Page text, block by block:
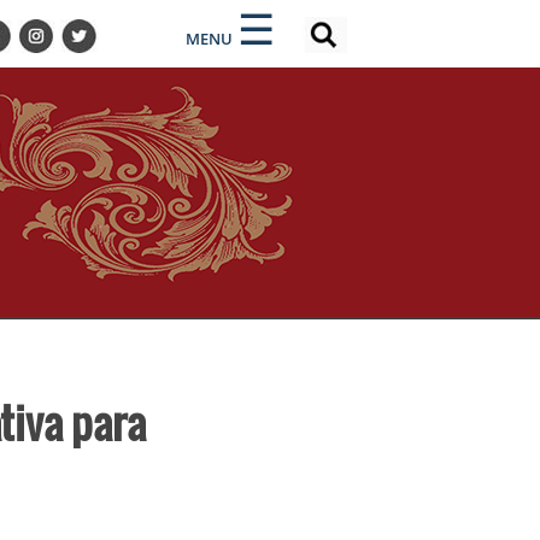
MENU ☰
para